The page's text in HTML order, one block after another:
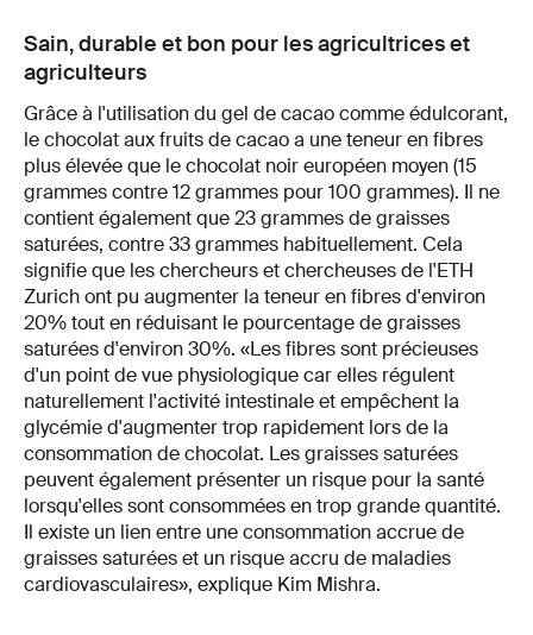
Sain, durable et bon pour les agricultrices et
agriculteurs
Grâce à l'utilisation du gel de cacao comme édulcorant,
le chocolat aux fruits de cacao a une teneur en fibres
plus élevée que le chocolat noir européen moyen (15
grammes contre 12 grammes pour 100 grammes). Il ne
contient également que 23 grammes de graisses
saturées, contre 33 grammes habituellement. Cela
signifie que les chercheurs et chercheuses de l'ETH
Zurich ont pu augmenter la teneur en fibres d'environ
20% tout en réduisant le pourcentage de graisses
saturées d'environ 30%. «Les fibres sont précieuses
d'un point de vue physiologique car elles régulent
naturellement l'activité intestinale et empêchent la
glycémie d'augmenter trop rapidement lors de la
consommation de chocolat. Les graisses saturées
peuvent également présenter un risque pour la santé
lorsqu'elles sont consommées en trop grande quantité.
Il existe un lien entre une consommation accrue de
graisses saturées et un risque accru de maladies
cardiovasculaires», explique Kim Mishra.